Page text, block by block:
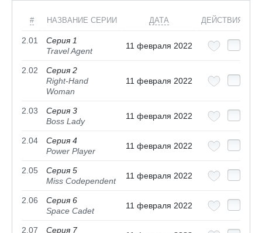
# НАЗВАНИЕ СЕРИИ ДАТА ДЕЙСТВИЯ
2.01
Серия 1
Travel Agent
11 февраля 2022
2.02
Серия 2
Right-Hand
Woman
11 февраля 2022
2.03
Серия 3
Boss Lady
11 февраля 2022
2.04
Серия 4
Power Player
11 февраля 2022
2.05
Серия 5
Miss Codependent
11 февраля 2022
2.06
Серия 6
Space Cadet
11 февраля 2022
2.07
Серия 7